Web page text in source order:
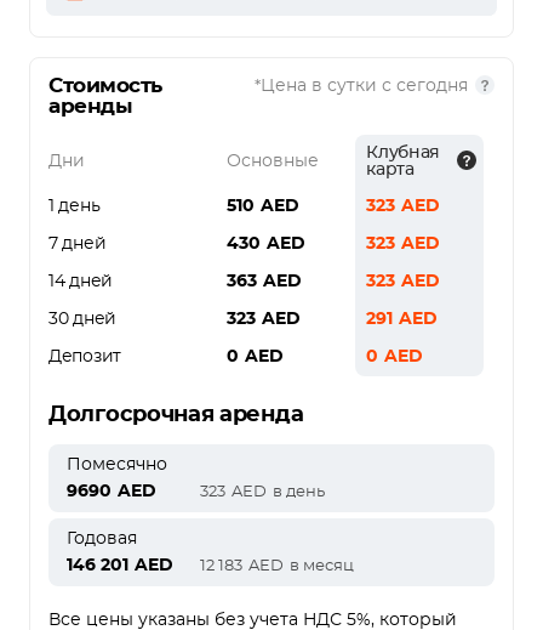
Стоимость
аренды
*Цена в сутки с сегодня
Дни Основные
Клубная
карта
1 день 510 AED 323 AED
7 дней 430 AED 323 AED
14 дней 363 AED 323 AED
30 дней 323 AED 291 AED
Депозит 0 AED 0 AED
Долгосрочная аренда
Помесячно
9690 AED 323 AED в день
Годовая
146 201 AED 12 183 AED в месяц
Все цены указаны без учета НДС 5%, который